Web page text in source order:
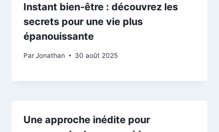
Instant bien-être : découvrez les
secrets pour une vie plus
épanouissante
ParJonathan 30 août 2025
Une approche inédite pour